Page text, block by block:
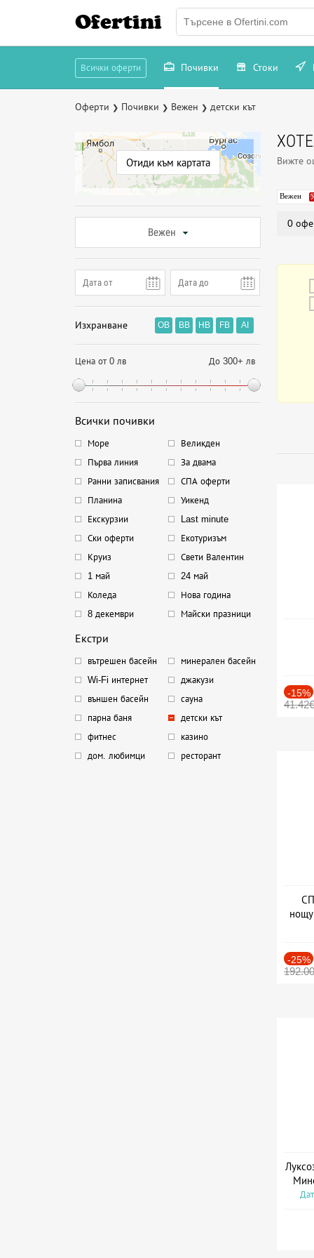
Ofertini
Всички оферти Почивки Стоки
Оферти ❯ Почивки ❯ Вежен ❯ детски кът
Отиди към картата
Вежен
Изхранване OB BB HB FB AI
Цена от 0 лв До 300+ лв
Всички почивки
Море
Великден
Първа линия
За двама
Ранни записвания
СПА оферти
Планина
Уикенд
Екскурзии
Last minute
Ски оферти
Екотуризъм
Круиз
Свети Валентин
1 май
24 май
Коледа
Нова година
8 декември
Майски празници
Екстри
вътрешен басейн
минерален басейн
Wi-Fi интернет
джакузи
външен басейн
сауна
парна баня
детски кът
фитнес
казино
дом. любимци
ресторант
Вижте
Вежен
0
-15%
41.42€
-25%